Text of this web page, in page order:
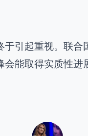
于引起重视。联
能取得实质性进